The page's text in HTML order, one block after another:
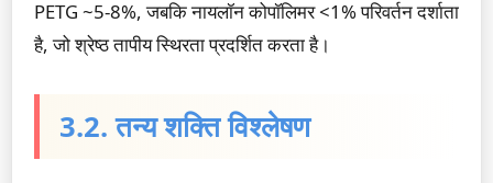
PETG ~5-8%, जबकि नायलॉन कोपॉलिमर <1% परिवर्तन दर्शाता
है, जो श्रेष्ठ तापीय स्थिरता प्रदर्शित करता है।
3.2. तन्य शक्ति विश्लेषण